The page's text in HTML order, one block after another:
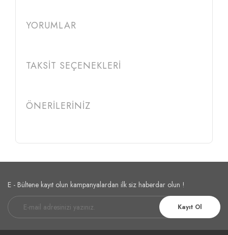
YORUMLAR
TAKSİT SEÇENEKLERİ
ÖNERİLERİNİZ
E - Bültene kayıt olun kampanyalardan ilk siz haberdar olun !
Kayıt Ol